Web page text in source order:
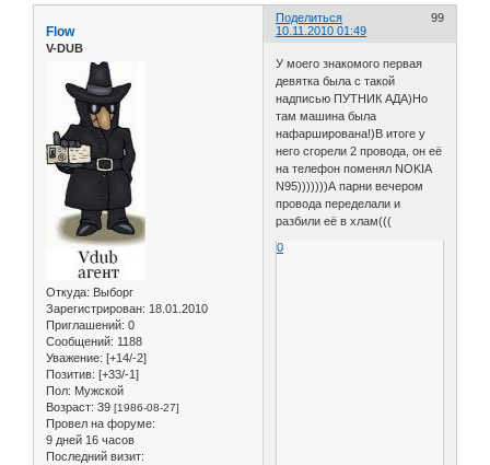
Поделиться
99
10.11.2010 01:49
Flow
V-DUB
Откуда: Выборг
Зарегистрирован: 18.01.2010
Приглашений: 0
Сообщений: 1188
Уважение: [+14/-2]
Позитив: [+33/-1]
Пол: Мужской
Возраст: 39 [1986-08-27]
Провел на форуме:
9 дней 16 часов
Последний визит:
У моего знакомого первая
девятка была с такой
надписью ПУТНИК АДА)Но
там машина была
нафарширована!)В итоге у
него сгорели 2 провода, он её
на телефон поменял NOKIA
N95)))))))А парни вечером
провода переделали и
разбили её в хлам(((
0